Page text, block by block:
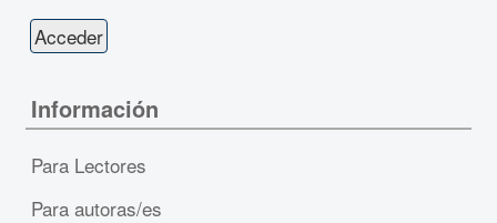
Información
Para Lectores
Para autoras/es